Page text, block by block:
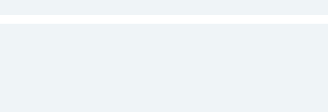
沿染色线作预定切线。分离第二肝门，断扎肝右静脉。
肝。温蒸馏水1000ml冲洗腹腔，止血，于肝断面旁放置